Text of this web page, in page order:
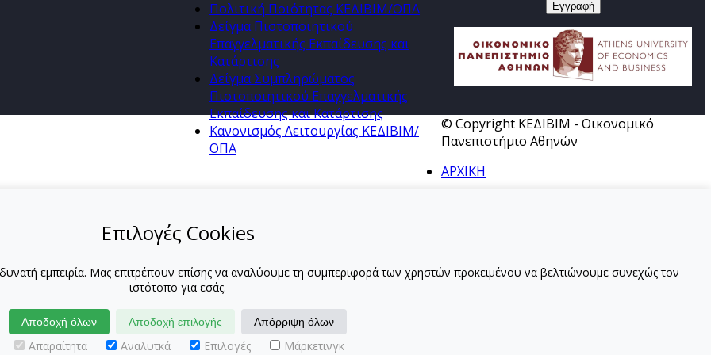
Πολιτική Ποιότητας ΚΕΔΙΒΙΜ/ΟΠΑ
Δείγμα Πιστοποιητικού
Επαγγελματικής Εκπαίδευσης και
Κατάρτισης
Δείγμα Συμπληρώματος
Πιστοποιητικού Επαγγελματικής
Εκπαίδευσης και Κατάρτισης
Κανονισμός Λειτουργίας ΚΕΔΙΒΙΜ/
ΟΠΑ
© Copyright ΚΕΔΙΒΙΜ - Οικονομικό
Πανεπιστήμιο Αθηνών
ΑΡΧΙΚΗ
Επιλογές Cookies
εμπειρία. Μας επιτρέπουν επίσης να αναλύουμε τη συμπεριφορά των χρηστών προκειμένου να βελτιώνουμε συνεχώς τον
ιστότοπο για εσάς.
Αποδοχή όλων Αποδοχή επιλογής Απόρριψη όλων
Απαραίτητα Αναλυτκά Επιλογές Μάρκετινγκ